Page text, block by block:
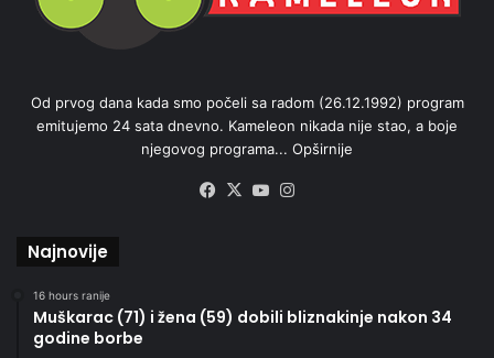
Od prvog dana kada smo počeli sa radom (26.12.1992) program
emitujemo 24 sata dnevno. Kameleon nikada nije stao, a boje
njegovog programa... Opširnije
Facebook
X YouTube
Najnovije
16 hours ranije
Muškarac (71) i žena (59) dobili bliznakinje nakon 34
godine borbe